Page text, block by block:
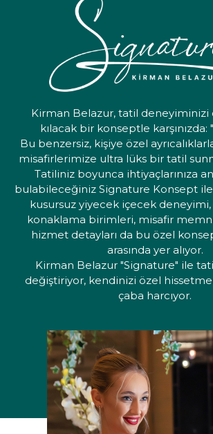
Kirman Belazur, tatil deneyiminizi
kılacak bir konseptle karşınızda:
Bu benzersiz, kişiye özel
misafirlerimize ultra lüks bir tatil
Tatiliniz boyunca ihtiyaçlarınıza
bulabileceğiniz Signature Konsept
kusursuz yiyecek içecek
konaklama birimleri, misafir
hizmet detayları da bu özel
arasında yer alıyor.
Kirman Belazur "Signature" ile tatil
değiştiriyor, kendinizi özel
çaba harcıyor.